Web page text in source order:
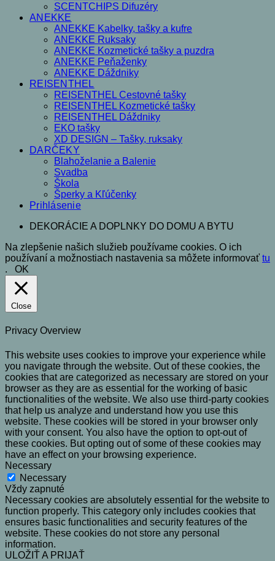
SCENTCHIPS Difuzéry
ANEKKE
ANEKKE Kabelky, tašky a kufre
ANEKKE Ruksaky
ANEKKE Kozmetické tašky a puzdra
ANEKKE Peňaženky
ANEKKE Dáždniky
REISENTHEL
REISENTHEL Cestovné tašky
REISENTHEL Kozmetické tašky
REISENTHEL Dáždniky
EKO tašky
XD DESIGN – Tašky, ruksaky
DARČEKY
Blahoželanie a Balenie
Svadba
Škola
Šperky a Kľúčenky
Prihlásenie
DEKORÁCIE A DOPLNKY DO DOMU A BYTU
Na zlepšenie našich služieb používame cookies. O ich
používaní a možnostiach nastavenia sa môžete informovať tu
. OK
Close
Privacy Overview
This website uses cookies to improve your experience while
you navigate through the website. Out of these cookies, the
cookies that are categorized as necessary are stored on your
browser as they are as essential for the working of basic
functionalities of the website. We also use third-party cookies
that help us analyze and understand how you use this
website. These cookies will be stored in your browser only
with your consent. You also have the option to opt-out of
these cookies. But opting out of some of these cookies may
have an effect on your browsing experience.
Necessary
Necessary
Vždy zapnuté
Necessary cookies are absolutely essential for the website to
function properly. This category only includes cookies that
ensures basic functionalities and security features of the
website. These cookies do not store any personal
information.
ULOŽIŤ A PRIJAŤ